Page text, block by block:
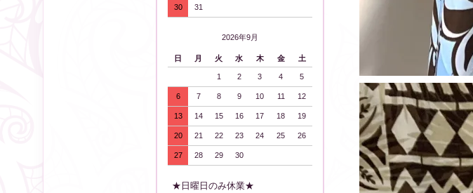
30 31
2026年9月
日 月 火 水 木 金 土
1 2 3 4 5
6 7 8 9 10 11 12
13 14 15 16 17 18 19
20 21 22 23 24 25 26
27 28 29 30
★日曜日のみ休業★